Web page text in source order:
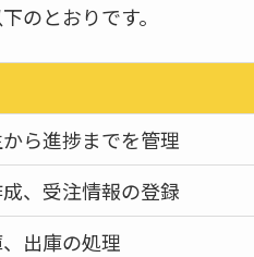
のとおりです。
ら進捗までを管理
、受注情報の登録
出庫の処理